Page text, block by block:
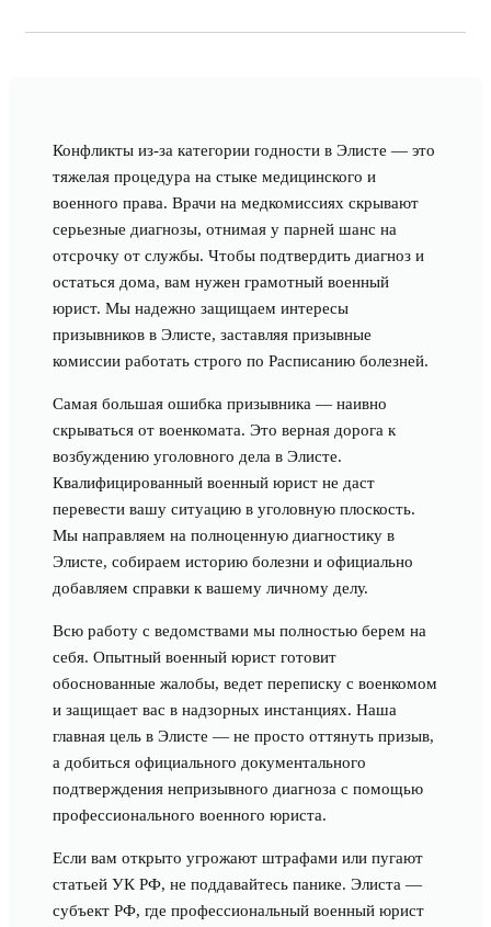
Конфликты из-за категории годности в Элисте — это
тяжелая процедура на стыке медицинского и
военного права. Врачи на медкомиссиях скрывают
серьезные диагнозы, отнимая у парней шанс на
отсрочку от службы. Чтобы подтвердить диагноз и
остаться дома, вам нужен грамотный военный
юрист. Мы надежно защищаем интересы
призывников в Элисте, заставляя призывные
комиссии работать строго по Расписанию болезней.
Самая большая ошибка призывника — наивно
скрываться от военкомата. Это верная дорога к
возбуждению уголовного дела в Элисте.
Квалифицированный военный юрист не даст
перевести вашу ситуацию в уголовную плоскость.
Мы направляем на полноценную диагностику в
Элисте, собираем историю болезни и официально
добавляем справки к вашему личному делу.
Всю работу с ведомствами мы полностью берем на
себя. Опытный военный юрист готовит
обоснованные жалобы, ведет переписку с военкомом
и защищает вас в надзорных инстанциях. Наша
главная цель в Элисте — не просто оттянуть призыв,
а добиться официального документального
подтверждения непризывного диагноза с помощью
профессионального военного юриста.
Если вам открыто угрожают штрафами или пугают
статьей УК РФ, не поддавайтесь панике. Элиста —
субъект РФ, где профессиональный военный юрист